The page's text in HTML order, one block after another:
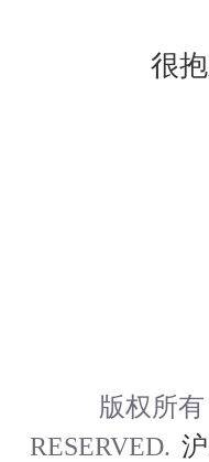
很
版权所有
RESERVED.